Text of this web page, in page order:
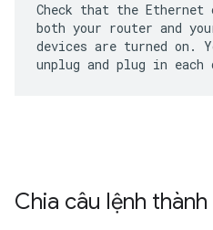
Check that the
both your router and
devices are turned on.
Chia câu lệnh